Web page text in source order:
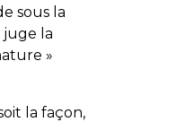
sous la
la
»
la façon,